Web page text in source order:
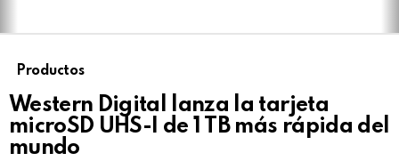
Productos
Western Digital lanza la tarjeta
microSD UHS-I de 1 TB más rápida del
mundo